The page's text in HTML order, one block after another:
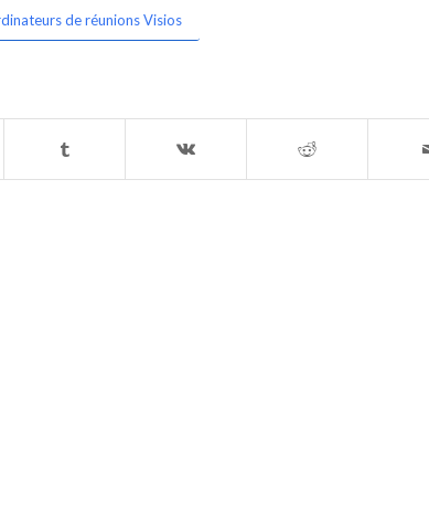
de réunions Visios